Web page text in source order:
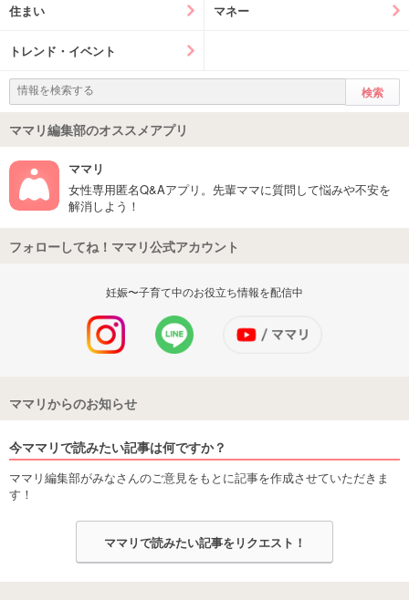
住まい マネー
トレンド・イベント
ママリ編集部のオススメアプリ
ママリ
女性専用匿名Q&Aアプリ。先輩ママに質問して悩みや不安を
解消しよう！
フォローしてね！ママリ公式アカウント
妊娠〜子育て中のお役立ち情報を配信中
ママリからのお知らせ
今ママリで読みたい記事は何ですか？
ママリ編集部がみなさんのご意見をもとに記事を作成させていただきま
す！
ママリで読みたい記事をリクエスト！